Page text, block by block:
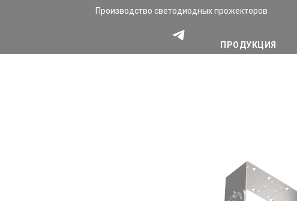
Производство светодиодных прожекторов
ПРОДУКЦИЯ